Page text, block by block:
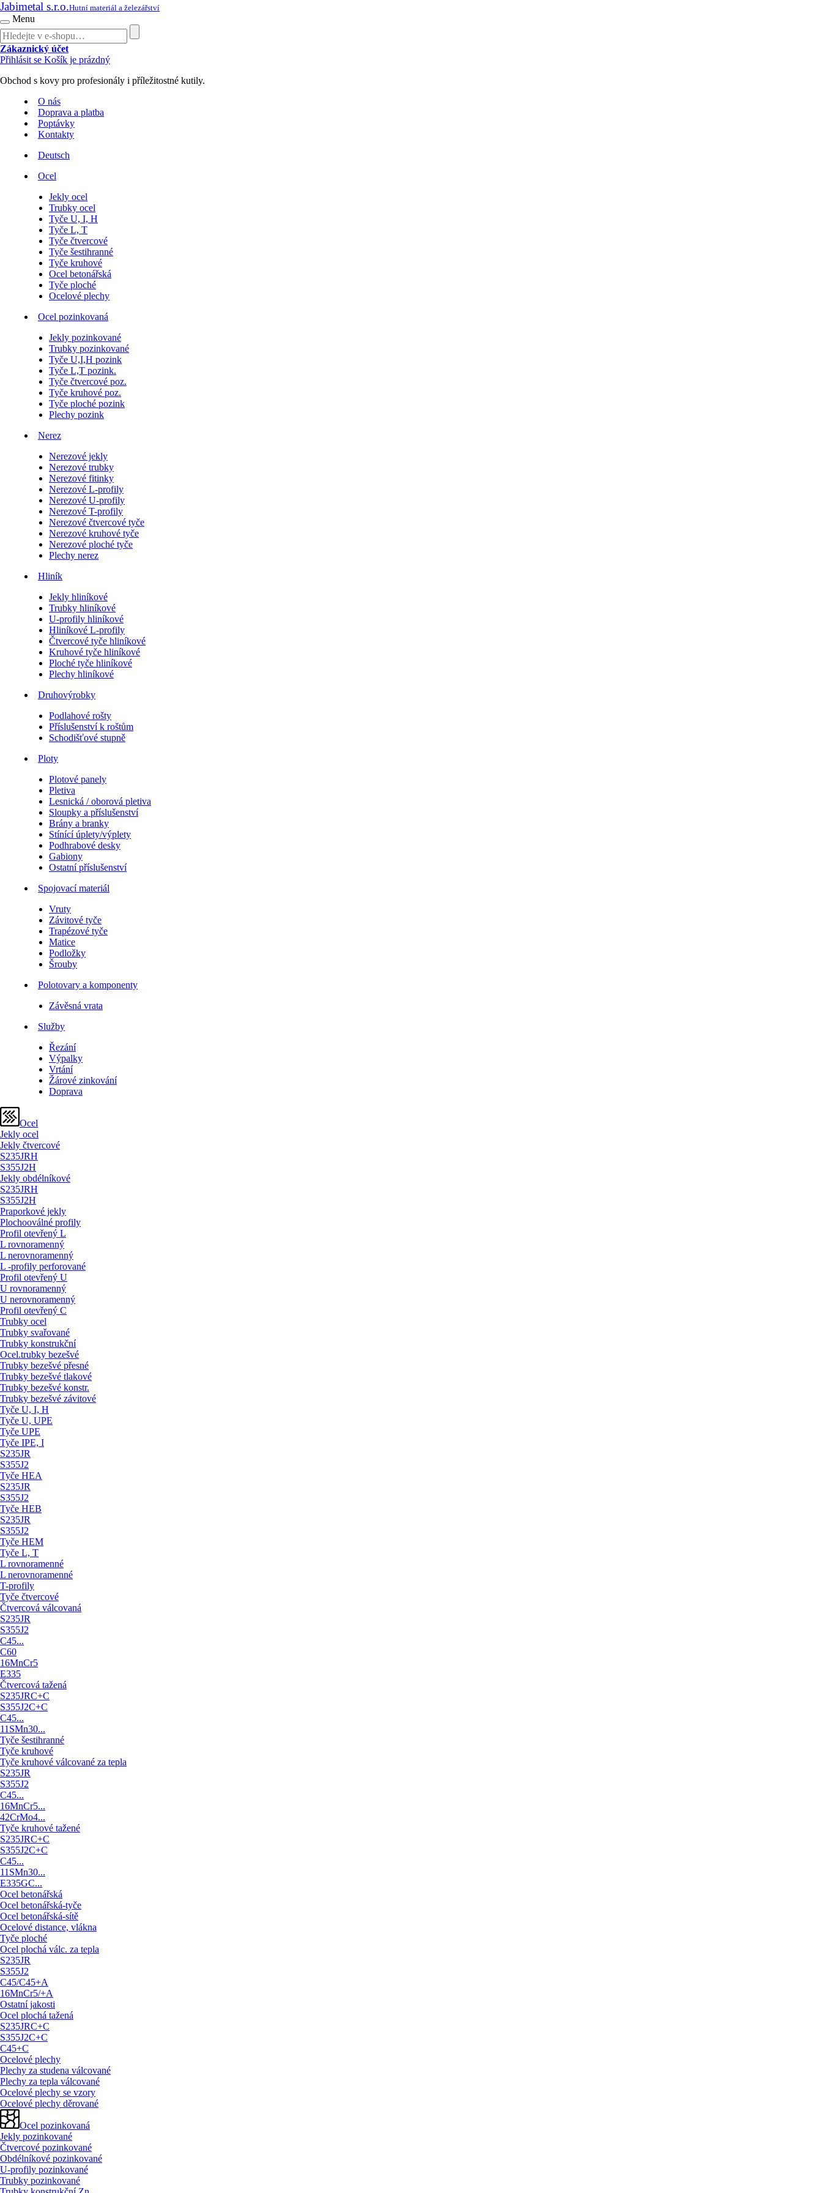
Jabimetal s.r.o.Hutní materiál a železářství
Menu
Zákaznický účet
Přihlásit se Košík je prázdný
Obchod s kovy pro profesionály i příležitostné kutily.
O nás
Doprava a platba
Poptávky
Kontakty
Deutsch
Ocel
Jekly ocel
Trubky ocel
Tyče U, I, H
Tyče L, T
Tyče čtvercové
Tyče šestihranné
Tyče kruhové
Ocel betonářská
Tyče ploché
Ocelové plechy
Ocel pozinkovaná
Jekly pozinkované
Trubky pozinkované
Tyče U,I,H pozink
Tyče L,T pozink.
Tyče čtvercové poz.
Tyče kruhové poz.
Tyče ploché pozink
Plechy pozink
Nerez
Nerezové jekly
Nerezové trubky
Nerezové fitinky
Nerezové L-profily
Nerezové U-profily
Nerezové T-profily
Nerezové čtvercové tyče
Nerezové kruhové tyče
Nerezové ploché tyče
Plechy nerez
Hliník
Jekly hliníkové
Trubky hliníkové
U-profily hliníkové
Hliníkové L-profily
Čtvercové tyče hliníkové
Kruhové tyče hliníkové
Ploché tyče hliníkové
Plechy hliníkové
Druhovýrobky
Podlahové rošty
Příslušenství k roštům
Schodišťové stupně
Ploty
Plotové panely
Pletiva
Lesnická / oborová pletiva
Sloupky a příslušenství
Brány a branky
Stínící úplety/výplety
Podhrabové desky
Gabiony
Ostatní příslušenství
Spojovací materiál
Vruty
Závitové tyče
Trapézové tyče
Matice
Podložky
Šrouby
Polotovary a komponenty
Závěsná vrata
Služby
Řezání
Výpalky
Vrtání
Žárové zinkování
Doprava
Ocel
Jekly ocel
Jekly čtvercové
S235JRH
S355J2H
Jekly obdélníkové
S235JRH
S355J2H
Praporkové jekly
Plochooválné profily
Profil otevřený L
L rovnoramenný
L nerovnoramenný
L -profily perforované
Profil otevřený U
U rovnoramenný
U nerovnoramenný
Profil otevřený C
Trubky ocel
Trubky svařované
Trubky konstrukční
Ocel.trubky bezešvé
Trubky bezešvé přesné
Trubky bezešvé tlakové
Trubky bezešvé konstr.
Trubky bezešvé závitové
Tyče U, I, H
Tyče U, UPE
Tyče UPE
Tyče IPE, I
S235JR
S355J2
Tyče HEA
S235JR
S355J2
Tyče HEB
S235JR
S355J2
Tyče HEM
Tyče L, T
L rovnoramenné
L nerovnoramenné
T-profily
Tyče čtvercové
Čtvercová válcovaná
S235JR
S355J2
C45...
C60
16MnCr5
E335
Čtvercová tažená
S235JRC+C
S355J2C+C
C45...
11SMn30...
Tyče šestihranné
Tyče kruhové
Tyče kruhové válcované za tepla
S235JR
S355J2
C45...
16MnCr5...
42CrMo4...
Tyče kruhové tažené
S235JRC+C
S355J2C+C
C45...
11SMn30...
E335GC...
Ocel betonářská
Ocel betonářská-tyče
Ocel betonářská-sítě
Ocelové distance, vlákna
Tyče ploché
Ocel plochá válc. za tepla
S235JR
S355J2
C45/C45+A
16MnCr5/+A
Ostatní jakosti
Ocel plochá tažená
S235JRC+C
S355J2C+C
C45+C
Ocelové plechy
Plechy za studena válcované
Plechy za tepla válcované
Ocelové plechy se vzory
Ocelové plechy děrované
Ocel pozinkovaná
Jekly pozinkované
Čtvercové pozinkované
Obdélníkové pozinkované
U-profily pozinkované
Trubky pozinkované